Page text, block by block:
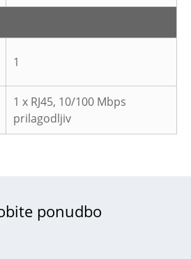
1
1 x RJ45, 10/100 Mbps
prilagodljiv
ponudbo